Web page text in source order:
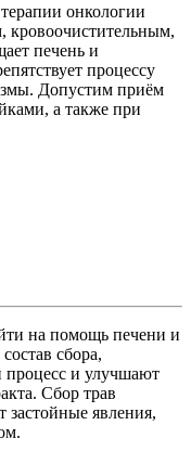
онкологии
кровоочистительным,
печень и
процессу
Допустим приём
а также при
на помощь печени и
сбора,
и улучшают
Сбор трав
застойные явления,